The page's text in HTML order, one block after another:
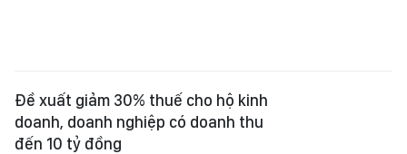
Đề xuất giảm 30% thuế cho hộ kinh
doanh, doanh nghiệp có doanh thu
đến 10 tỷ đồng